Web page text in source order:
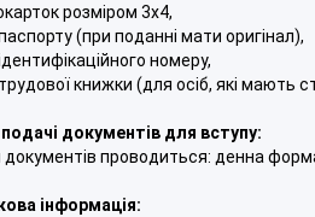
розмiром 3x4,
(при поданнi мати оригiнал),
номеру,
книжки (для осiб, якi мають
документів для вступу:
проводиться: денна
інформація: